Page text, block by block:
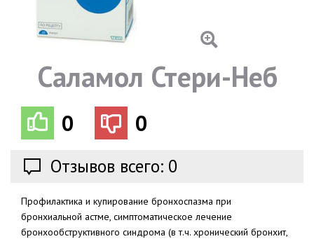
Саламол Стери-Неб
0 0
Отзывов всего: 0
Профилактика и купирование бронхоспазма при
бронхиальной астме, симптоматическое лечение
бронхообструктивного синдрома (в т.ч. хронический бронхит,